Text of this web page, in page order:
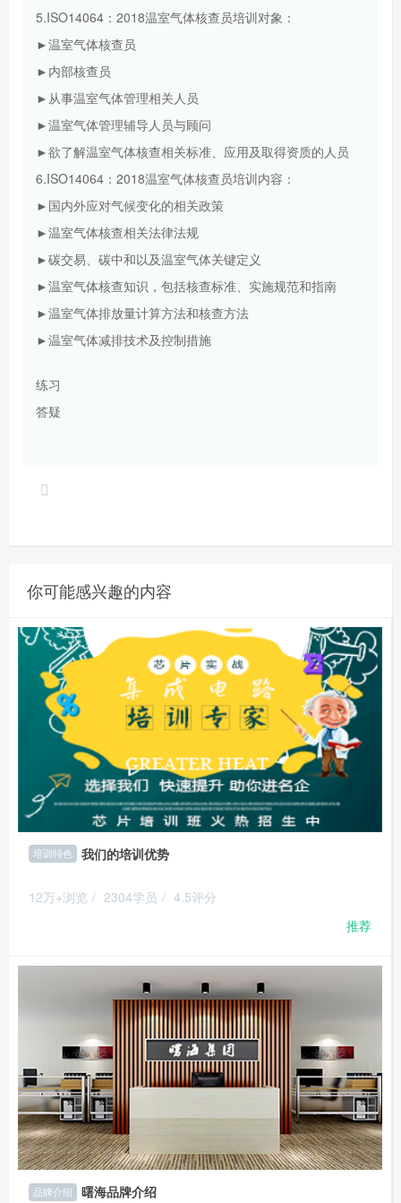
5.ISO14064：2018温室气体核查员培训对象：
►温室气体核查员
►内部核查员
►从事温室气体管理相关人员
►温室气体管理辅导人员与顾问
►欲了解温室气体核查相关标准、应用及取得资质的人员
6.ISO14064：2018温室气体核查员培训内容：
►国内外应对气候变化的相关政策
►温室气体核查相关法律法规
►碳交易、碳中和以及温室气体关键定义
►温室气体核查知识，包括核查标准、实施规范和指南
►温室气体排放量计算方法和核查方法
►温室气体减排技术及控制措施
练习
答疑
你可能感兴趣的内容
培训特色 我们的培训优势
12万+浏览 / 2304学员 / 4.5评分
推荐
品牌介绍 曙海品牌介绍